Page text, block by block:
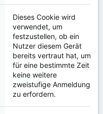
Dieses Cookie wird
verwendet, um
festzustellen, ob ein
Nutzer diesem Gerät
bereits vertraut hat, um
für eine bestimmte Zeit
keine weitere
zweistufige Anmeldung
zu erfordern.